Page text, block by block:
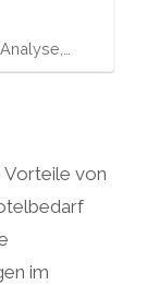
Vorteile von
im